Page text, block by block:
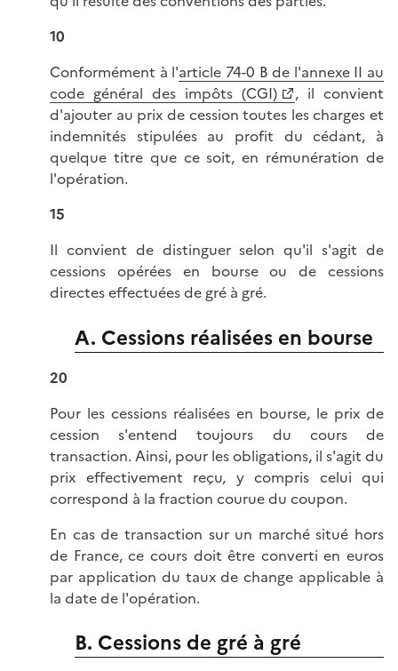
10
Conformément à l'article 74-0 B de l'annexe II au
code général des impôts (CGI)
, il convient
d'ajouter au prix de cession toutes les charges et
indemnités stipulées au profit du cédant, à
quelque titre que ce soit, en rémunération de
l'opération.
15
Il convient de distinguer selon qu'il s'agit de
cessions opérées en bourse ou de cessions
directes effectuées de gré à gré.
A. Cessions réalisées en bourse
20
Pour les cessions réalisées en bourse, le prix de
cession s'entend toujours du cours de
transaction. Ainsi, pour les obligations, il s'agit du
prix effectivement reçu, y compris celui qui
correspond à la fraction courue du coupon.
En cas de transaction sur un marché situé hors
de France, ce cours doit être converti en euros
par application du taux de change applicable à
la date de l'opération.
B. Cessions de gré à gré